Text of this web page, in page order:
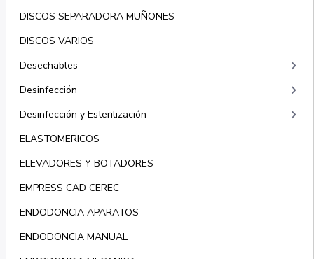
DISCOS SEPARADORA MUÑONES
DISCOS VARIOS
Desechables
keyboard_arrow_right
Desinfección keyboard_arrow_right
Desinfección y Esterilización keyboard_arrow_right
ELASTOMERICOS
ELEVADORES Y BOTADORES
EMPRESS CAD CEREC
ENDODONCIA APARATOS
ENDODONCIA MANUAL